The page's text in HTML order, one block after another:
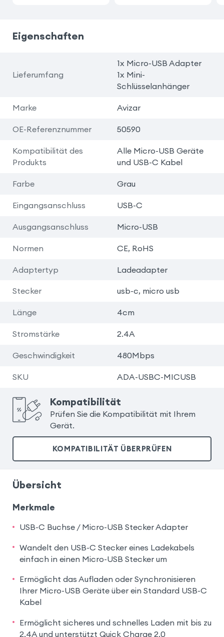
Eigenschaften
Lieferumfang
1x Micro-USB Adapter
1x Mini-
Schlüsselanhänger
Marke Avizar
OE-Referenznummer 50590
Kompatibilität des
Produkts
Alle Micro-USB Geräte
und USB-C Kabel
Farbe Grau
Eingangsanschluss USB-C
Ausgangsanschluss Micro-USB
Normen CE, RoHS
Adaptertyp Ladeadapter
Stecker usb-c, micro usb
Länge 4cm
Stromstärke 2.4A
Geschwindigkeit 480Mbps
SKU ADA-USBC-MICUSB
Kompatibilität
Prüfen Sie die Kompatibilität mit Ihrem
Gerät.
KOMPATIBILITÄT ÜBERPRÜFEN
Übersicht
Merkmale
USB-C Buchse / Micro-USB Stecker Adapter
Wandelt den USB-C Stecker eines Ladekabels
einfach in einen Micro-USB Stecker um
Ermöglicht das Aufladen oder Synchronisieren
Ihrer Micro-USB Geräte über ein Standard USB-C
Kabel
Ermöglicht sicheres und schnelles Laden mit bis zu
2.4A und unterstützt Quick Charge 2.0